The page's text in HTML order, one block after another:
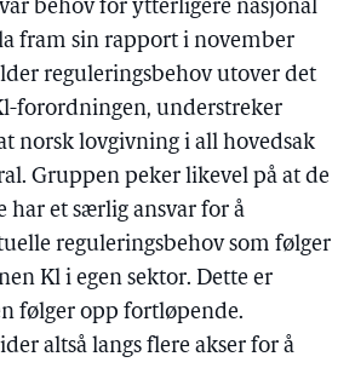
behov for ytterligere nasjonal
fram sin rapport i november
reguleringsbehov utover det
forordningen, understreker
norsk lovgivning i all hovedsak
Gruppen peker likevel på at de
har et særlig ansvar for å
reguleringsbehov som følger
Kl i egen sektor. Dette er
følger opp fortløpende.
altså langs flere akser for å